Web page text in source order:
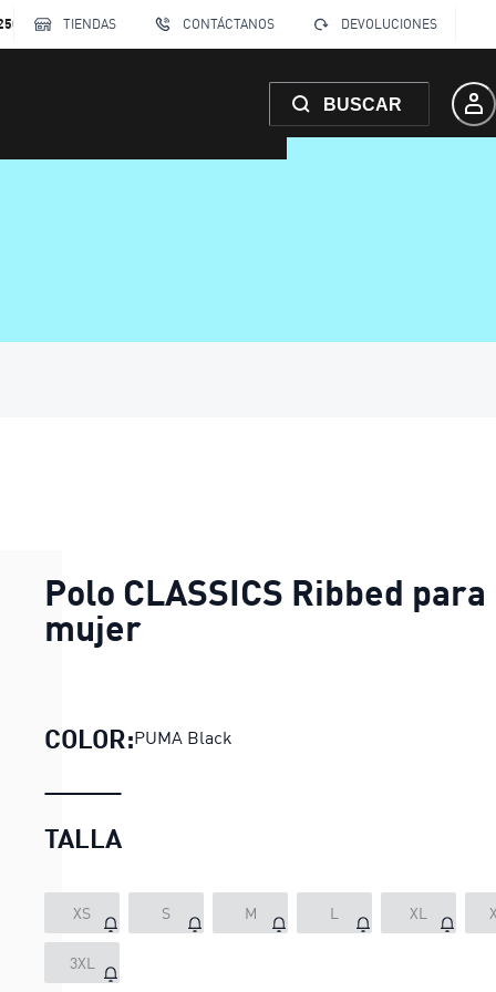
TIENDAS CONTÁCTANOS DEVOLUCIONES
BUSCAR
Polo CLASSICS Ribbed para
mujer
COLOR:PUMA Black
TALLA
XS S M L XL
3XL